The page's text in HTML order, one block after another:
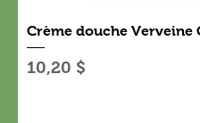
Crème douche Verveine
Prix
10,20 $